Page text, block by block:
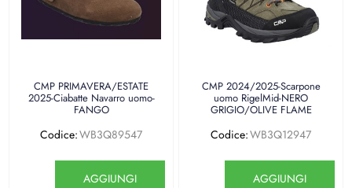
CMP PRIMAVERA/ESTATE
2025-Ciabatte Navarro uomo-
FANGO
Codice:WB3Q89547
AGGIUNGI
CMP 2024/2025-Scarpone
uomo RigelMid-NERO
GRIGIO/OLIVE FLAME
Codice:WB3Q12947
AGGIUNGI